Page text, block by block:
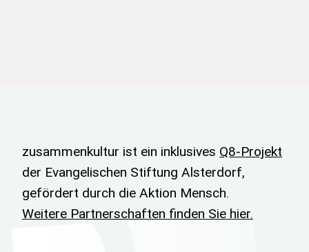
Website Info
zusammenkultur ist ein inklusives Q8-Projekt
der Evangelischen Stiftung Alsterdorf,
gefördert durch die Aktion Mensch.
Weitere Partnerschaften finden Sie hier.